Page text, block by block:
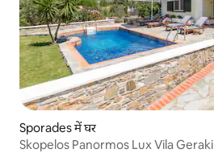
Sporades में घर
Skopelos Panormos Lux Vila Geraki